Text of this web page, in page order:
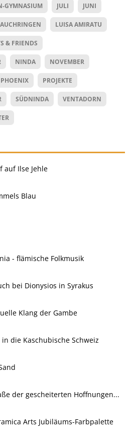
GYMNASIUM JULI JUNI
LUISA AMIRATU
& FRIENDS
NINDA NOVEMBER
PHOENIX PROJEKTE
SÜDNINDA VENTADORN
auf Ilse Jehle
Blau
- flämische Folkmusik
bei Dionysios in Syrakus
Klang der Gambe
die Kaschubische Schweiz
der gescheiterten Hoffnungen...
Arts Jubiläums-Farbpalette